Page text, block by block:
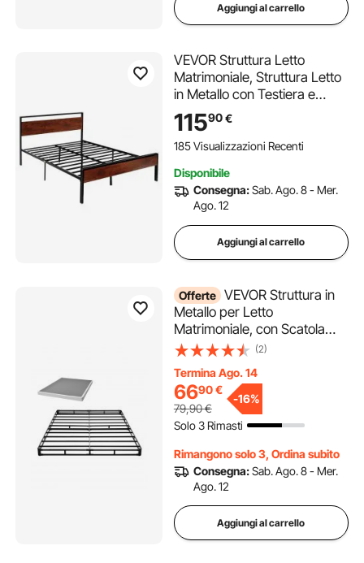
Aggiungi al carrello
VEVOR Struttura Letto
Matrimoniale, Struttura Letto
in Metallo con Testiera e
Pediera in Legno Marrone
Retrò, Ampio Spazio
Sottoletto, Antiscivolo, Non
1535 x 990 mm
11590€
185 Visualizzazioni Recenti
Disponibile
Consegna:Sab. Ago. 8 - Mer.
Ago. 12
Aggiungi al carrello
Offerte VEVOR Struttura in
Metallo per Letto
Matrimoniale, con Scatola
Primavera e Rivestimento in
Matrimoniali, Base Materasso
102 mm, Capacità 1587 kg
2010 x 1510 x 102mm
(2)
Termina Ago. 14
6690€
79,90€
-16%
Solo 3 Rimasti
Rimangono solo 3, Ordina subito
Consegna:Sab. Ago. 8 - Mer.
Ago. 12
Aggiungi al carrello